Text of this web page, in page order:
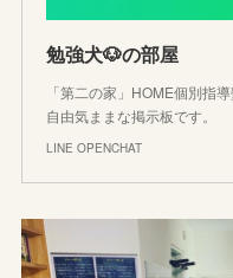
勉強犬🐶の部屋
「第二の家」HOME個別指
自由気ままな掲示板です。
LINE OPENCHAT